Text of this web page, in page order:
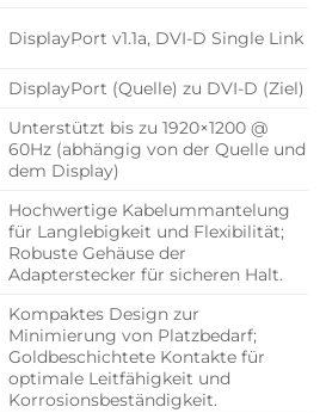
DisplayPort v1.1a, DVI-D Single Link
DisplayPort (Quelle) zu DVI-D (Ziel)
Unterstützt bis zu 1920×1200 @
60Hz (abhängig von der Quelle und
dem Display)
Hochwertige Kabelummantelung
für Langlebigkeit und Flexibilität;
Robuste Gehäuse der
Adapterstecker für sicheren Halt.
Kompaktes Design zur
Minimierung von Platzbedarf;
Goldbeschichtete Kontakte für
optimale Leitfähigkeit und
Korrosionsbeständigkeit.